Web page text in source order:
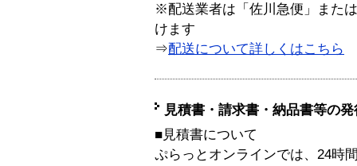
※配送業者は「佐川急便」また
けます
⇒配送について詳しくはこちら
見積書・請求書・納品書等の
■見積書について
ぷらっとオンラインでは、24時